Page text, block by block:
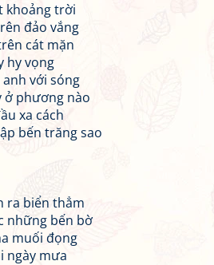
khoảng trời
đảo vắng
cát mặn
hy vọng
với sóng
ở phương nào
xa cách
bến trăng sao
ra biển thẳm
những bến bờ
muối đọng
ngày mưa